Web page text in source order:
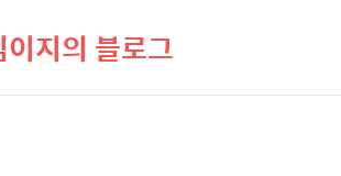
이지의 블로그